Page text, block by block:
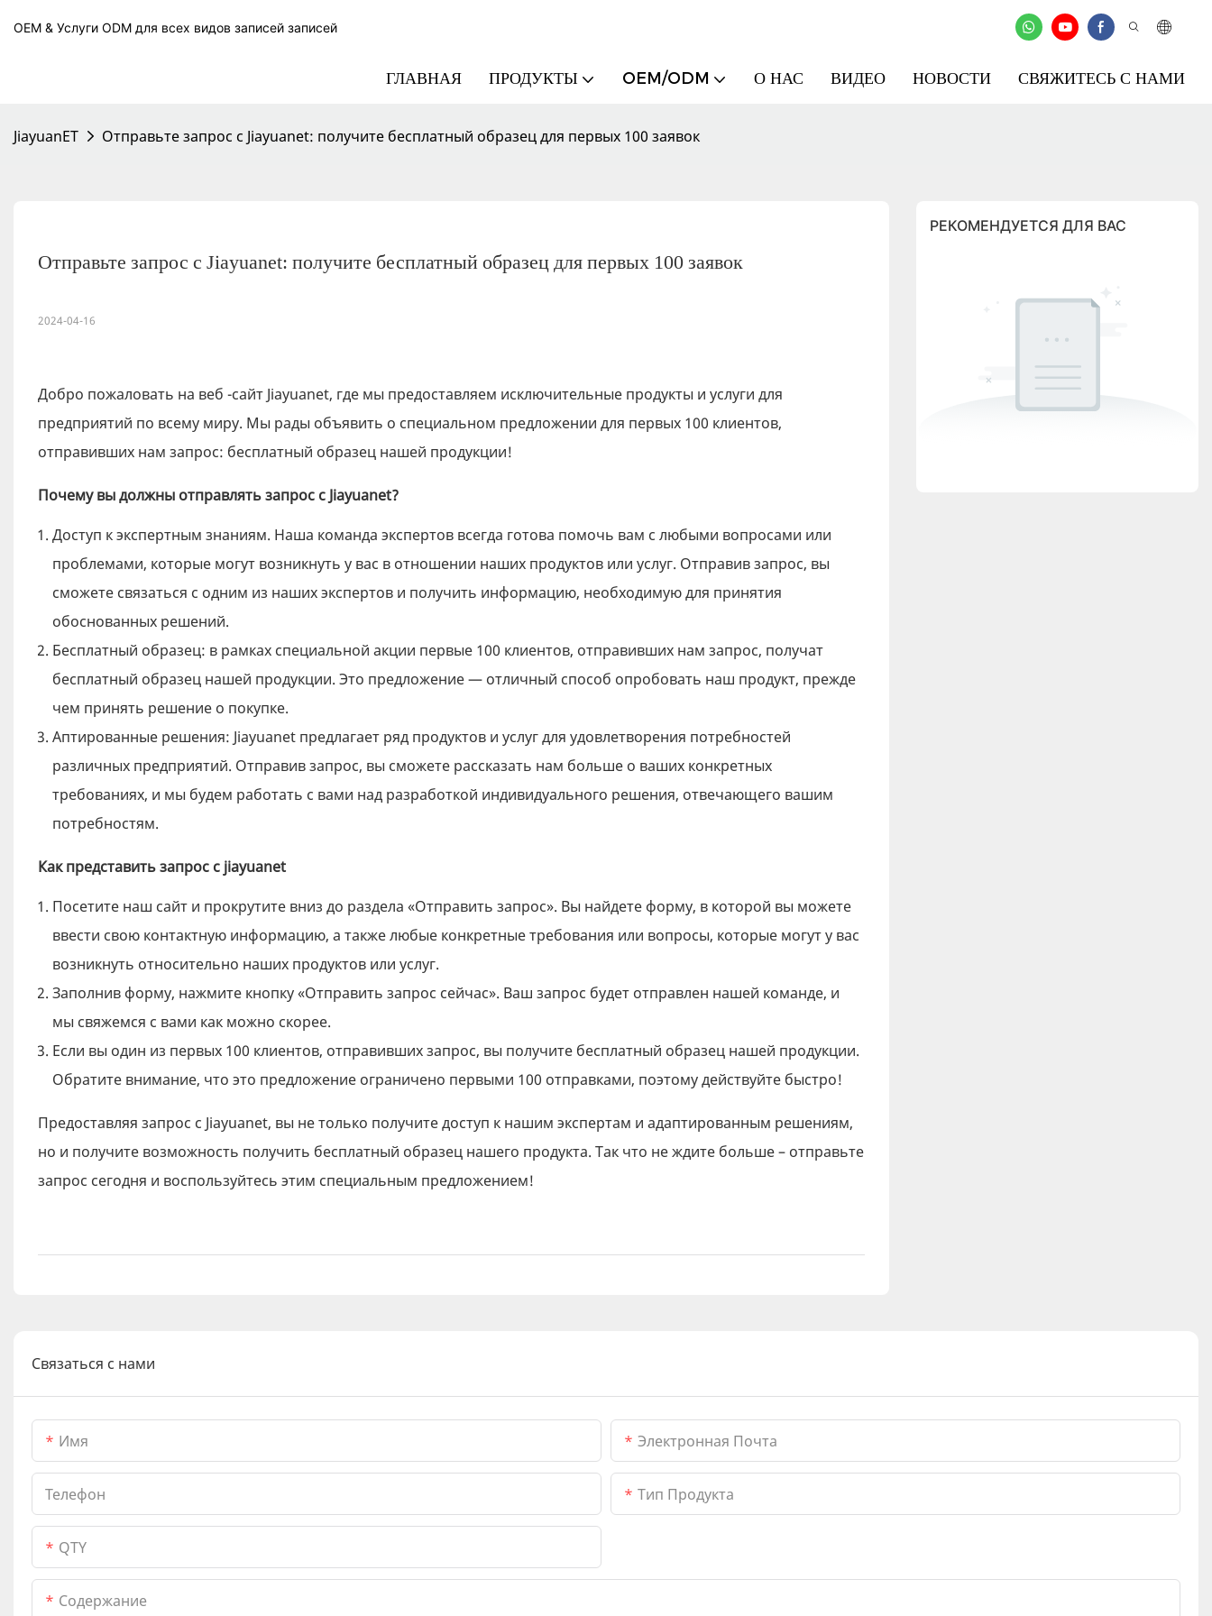
OEM & Услуги ODM для всех видов записей записей
ГЛАВНАЯ ПРОДУКТЫ OEM/ODM О НАС ВИДЕО НОВОСТИ СВЯЖИТЕСЬ С НАМИ
JiayuanET Отправьте запрос с Jiayuanet: получите бесплатный образец для первых 100 заявок
Отправьте запрос с Jiayuanet: получите бесплатный образец для первых 100 заявок
2024-04-16
Добро пожаловать на веб -сайт Jiayuanet, где мы предоставляем исключительные продукты и услуги для
предприятий по всему миру. Мы рады объявить о специальном предложении для первых 100 клиентов,
отправивших нам запрос: бесплатный образец нашей продукции!
Почему вы должны отправлять запрос с Jiayuanet?
Доступ к экспертным знаниям. Наша команда экспертов всегда готова помочь вам с любыми вопросами или
проблемами, которые могут возникнуть у вас в отношении наших продуктов или услуг. Отправив запрос, вы
сможете связаться с одним из наших экспертов и получить информацию, необходимую для принятия
обоснованных решений.
Бесплатный образец: в рамках специальной акции первые 100 клиентов, отправивших нам запрос, получат
бесплатный образец нашей продукции. Это предложение — отличный способ опробовать наш продукт, прежде
чем принять решение о покупке.
Аптированные решения: Jiayuanet предлагает ряд продуктов и услуг для удовлетворения потребностей
различных предприятий. Отправив запрос, вы сможете рассказать нам больше о ваших конкретных
требованиях, и мы будем работать с вами над разработкой индивидуального решения, отвечающего вашим
потребностям.
Как представить запрос с jiayuanet
Посетите наш сайт и прокрутите вниз до раздела «Отправить запрос». Вы найдете форму, в которой вы можете
ввести свою контактную информацию, а также любые конкретные требования или вопросы, которые могут у вас
возникнуть относительно наших продуктов или услуг.
Заполнив форму, нажмите кнопку «Отправить запрос сейчас». Ваш запрос будет отправлен нашей команде, и
мы свяжемся с вами как можно скорее.
Если вы один из первых 100 клиентов, отправивших запрос, вы получите бесплатный образец нашей продукции.
Обратите внимание, что это предложение ограничено первыми 100 отправками, поэтому действуйте быстро!
Предоставляя запрос с Jiayuanet, вы не только получите доступ к нашим экспертам и адаптированным решениям,
но и получите возможность получить бесплатный образец нашего продукта. Так что не ждите больше – отправьте
запрос сегодня и воспользуйтесь этим специальным предложением!
РЕКОМЕНДУЕТСЯ ДЛЯ ВАС
Связаться с нами
Имя Электронная Почта
Телефон Тип Продукта
QTY
Содержание